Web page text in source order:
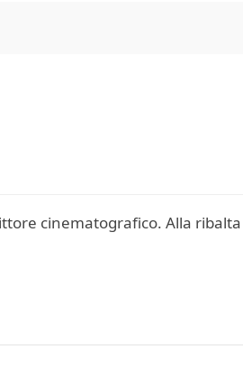
cinematografico. Alla